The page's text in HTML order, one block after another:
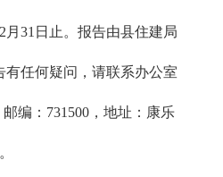
月31日止。报告由县住建局
有任何疑问，请联系办公室
邮编：731500，地址：康乐